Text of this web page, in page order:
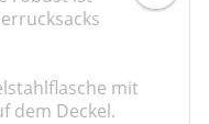
mit
dem Deckel.